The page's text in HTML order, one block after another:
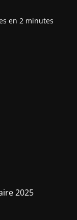
en 2 minutes
2025